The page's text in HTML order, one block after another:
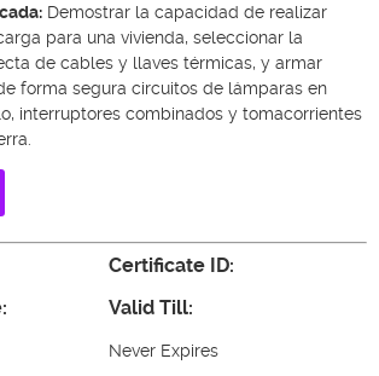
Demostrar la capacidad de realizar
para una vivienda, seleccionar la
de cables y llaves térmicas, y armar
forma segura circuitos de lámparas en
interruptores combinados y tomacorrientes
Certificate ID:
Valid Till:
Never Expires